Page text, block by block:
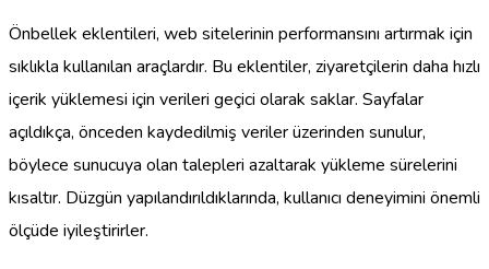
Önbellek eklentileri, web sitelerinin performansını artırmak için
sıklıkla kullanılan araçlardır. Bu eklentiler, ziyaretçilerin daha hızlı
içerik yüklemesi için verileri geçici olarak saklar. Sayfalar
açıldıkça, önceden kaydedilmiş veriler üzerinden sunulur,
böylece sunucuya olan talepleri azaltarak yükleme sürelerini
kısaltır. Düzgün yapılandırıldıklarında, kullanıcı deneyimini önemli
ölçüde iyileştirirler.